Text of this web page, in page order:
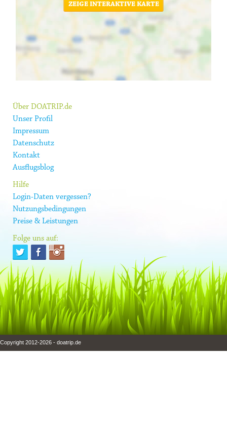
ZEIGE INTERAKTIVE KARTE
Über DOATRIP.de
Unser Profil
Impressum
Datenschutz
Kontakt
Ausflugsblog
Hilfe
Login-Daten vergessen?
Nutzungsbedingungen
Preise & Leistungen
Folge uns auf:
Copyright 2012-2026 - doatrip.de